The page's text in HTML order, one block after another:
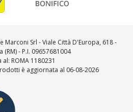
Marconi Srl - Viale Città D'Europa, 618 -
(RM) - P.I. 09657681004
al: ROMA 1180231
è aggiornata al 06-08-2026